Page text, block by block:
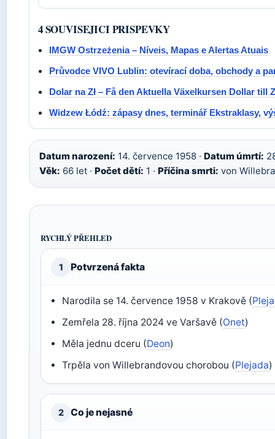
4 SOUVISEJICI PRISPEVKY
IMGW Ostrzeżenia – Níveis, Mapas e Alertas Atuais
Průvodce VIVO Lublin: otevírací doba, obchody a
Dolar na Zł – Få den Aktuella Växelkursen Dollar till
Widzew Łódź: zápasy dnes, terminář Ekstraklasy,
Datum narození: 14. července 1958 · Datum úmrtí:
Věk: 66 let · Počet dětí: 1 · Příčina smrti: von
RYCHLÝ PŘEHLED
1 Potvrzená fakta
Narodila se 14. července 1958 v Krakově (
Zemřela 28. října 2024 ve Varšavě (Onet)
Měla jednu dceru (Deon)
Trpěla von Willebrandovou chorobou (Plejada)
2 Co je nejasné